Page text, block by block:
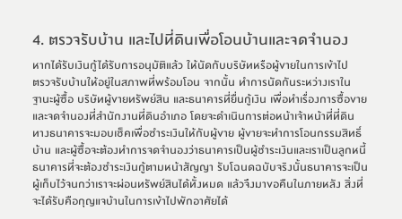
4. ตรวจรับบ้าน และไปที่ดินเพื่อโอนบ้านและจดจำนอง
หากได้รับเงินกู้ได้รับการอนุมัติแล้ว ให้นัดกับบริษัทหรือผู้ขายในการเข้าไป
ตรวจรับบ้านให้อยู่ในสภาพที่พร้อมโอน จากนั้น ทำการนัดกันระหว่างเราใน
ฐานะผู้ซื้อ บริษัทผู้ขายทรัพย์สิน และธนาคารที่ยื่นกู้เงิน เพื่อทำเรื่องการซื้อขาย
และจดจำนองที่สำนักงานที่ดินอำเภอ โดยจะดำเนินการต่อหน้าเจ้าหน้าที่ที่ดิน
ทางธนาคารจะมอบเช็คเพื่อชำระเงินให้กับผู้ขาย ผู้ขายจะทำการโอนกรรมสิทธิ์
บ้าน และผู้ซื้อจะต้องทำการจดจำนองว่าธนาคารเป็นผู้ชำระเงินและเราเป็นลูกหนี้
ธนาคารที่จะต้องชำระเงินกู้ตามหน้าสัญญา รับโฉนดฉบับจริงนั้นธนาคารจะเป็น
ผู้เก็บไว้จนกว่าเราจะผ่อนทรัพย์สินได้ทั้งหมด แล้วจึงมาขอคืนในภายหลัง สิ่งที่
จะได้รับคือกุญแจบ้านในการเข้าไปพักอาศัยได้